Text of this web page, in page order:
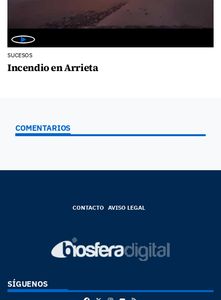
SUCESOS
Incendio en Arrieta
COMENTARIOS
CONTACTO AVISO LEGAL
SÍGUENOS